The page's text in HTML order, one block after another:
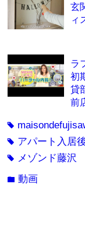
玄
ィ
ラ
初
貸
前
tag
tag アパート入居
tag メゾンド藤沢
folder動画